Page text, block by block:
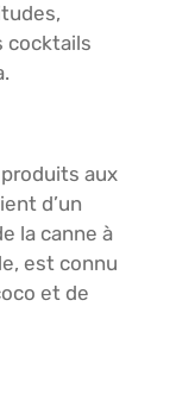
cocktails
aux
d’un
la canne à
est connu
et de